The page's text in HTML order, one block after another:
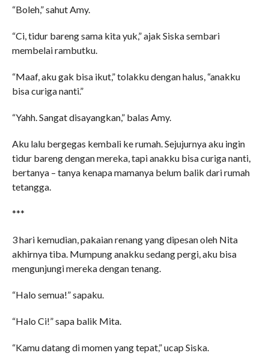
“Boleh,” sahut Amy.
“Ci, tidur bareng sama kita yuk,” ajak Siska sembari
membelai rambutku.
“Maaf, aku gak bisa ikut,” tolakku dengan halus, “anakku
bisa curiga nanti.”
“Yahh. Sangat disayangkan,” balas Amy.
Aku lalu bergegas kembali ke rumah. Sejujurnya aku ingin
tidur bareng dengan mereka, tapi anakku bisa curiga nanti,
bertanya – tanya kenapa mamanya belum balik dari rumah
tetangga.
***
3 hari kemudian, pakaian renang yang dipesan oleh Nita
akhirnya tiba. Mumpung anakku sedang pergi, aku bisa
mengunjungi mereka dengan tenang.
“Halo semua!” sapaku.
“Halo Ci!” sapa balik Mita.
“Kamu datang di momen yang tepat,” ucap Siska.